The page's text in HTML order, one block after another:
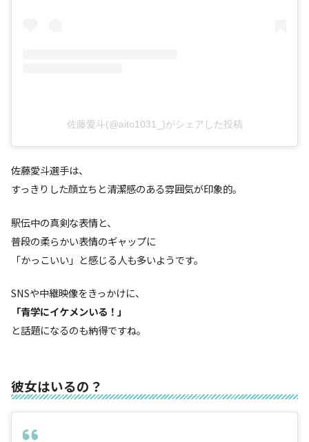
佐藤愛斗(@aito1031_)がシェアした投稿
佐藤愛斗選手は、
すっきりした顔立ちと清潔感のある雰囲気が印象的。
駅伝中の真剣な表情と、
普段の柔らかい表情のギャップに
「かっこいい」と感じる人も多いようです。
SNSや中継映像をきっかけに、
「青学にイケメンいる！」
と話題になるのも納得ですね。
彼女はいるの？